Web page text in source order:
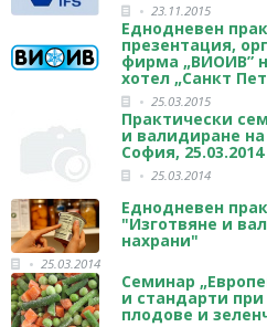
23.11.2015
Еднодневен
презентация,
фирма „ВИОИВ”
хотел „Санкт
25.03.2015
Практически
и валидиране
София, 25.03.2014
25.03.2014
Еднодневен
"Изготвяне и
нахрани"
25.03.2014
Семинар
и стандарти
плодове и